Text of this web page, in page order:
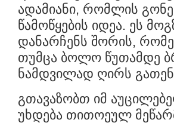
ადამიანი, რომლის
წამოწყების იდეა. ეს
დანარჩენს შორის,
თუმცა ბოლო წუთამდე
ნამდვილად ღირს
გთავაზობთ იმ
უხდება თითოეულ